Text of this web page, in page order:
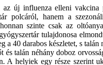
az új influenza elleni
polcáról, hanem a
szinte csak az
tulajdonosa
a 40 darabos készletet, s talán
és talán néhány doboz
A helyiek egy része szerint